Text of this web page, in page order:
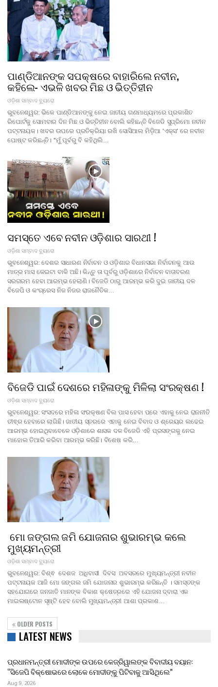
ପାଣ୍ଡିଆନଙ୍କ ସପକ୍ଷରେ ବାହାରିଲେ ନବୀନ,
କହିଲେ- ଏଭଳି ଖବର ମିଛ ଓ ଭିତ୍ତିହୀନ
ଓଡ଼ିଶା ସମ୍ବାଦ ବ୍ୟୁରୋ
ଭୁବନେଶ୍ୱର: ଭିକେ ପାଣ୍ଡିଆନଙ୍କୁ ନେଇ ଜାତୀୟ ଗଣମାଧ୍ୟମରେ ପ୍ରକାଶିତ
ରିପୋର୍ଟକୁ ସୋମବାର ଦିନ ମିଛ ଓ ଭିତ୍ତିହୀନ ବୋଲି କହିଛନ୍ତି ବିଜେଡି ସୁପ୍ରିମୋ ନବୀନ
ପଟ୍ଟନାୟକ। ଖବର ଉପରେ ପ୍ରତିକ୍ରିୟା ରଖି ସୋସିଆଲ ମିଡ଼ିଆ 'ଏକ୍ସ' ରେ ନବୀନ
ପୋଷ୍ଟ କରିଛନ୍ତି। "ମୁଁ ପୂର୍ବରୁ ବି କହିଥିଲି…
ସମସ୍ତେ ଏବେ ନବୀନ ଓଡ଼ିଶାର ସାରଥୀ !
ଓଡ଼ିଶା ସମ୍ବାଦ ବ୍ୟୁରୋ
ଭୁବନେଶ୍ୱର: ଦେଶର ସାଧାରଣ ନିର୍ବାଚନ ଓ ଓଡ଼ିଶାର ବିଧାନସଭା ନିର୍ବାଚନକୁ ଆଉ
ମାତ୍ର ମାସ କେଇଟା ବାକି ଅଛି। କିନ୍ତୁ ତା ପୂର୍ବରୁ ଓଡ଼ିଶାରେ ନିର୍ବାଚନ ବାତାବରଣ
ସରଗରମ ହେବା ଆରମ୍ଭ ହେଲାଣି। ବିଜେଡି ଠାରୁ ଆରମ୍ଭ କରି ଦୁଇ ଜାତୀୟ ଦଳ
ବିଜେପି ଓ କଂଗ୍ରେସ ନିଜ ନିଜର ରାଜନୈତିକ…
ବିଜେଡି ପାଇଁ ଦେଶରେ ମହିଳାଙ୍କୁ ମିଳିଲା ସଂରକ୍ଷଣ !
ଓଡ଼ିଶା ସମ୍ବାଦ ବ୍ୟୁରୋ
ଭୁବନେଶ୍ୱର: ସଂସଦରେ ମହିଳା ସଂରକ୍ଷଣ ବିଲ ପାସ ହେବା ପରେ ଏହାକୁ ନେଇ ରାଜନୀତି
ତୀଵ୍ର ହେବାରେ ଲାଗିଛି। ଜାତୀୟ ସ୍ତରରେ ଏହାକୁ ନେଇ ବିବାଦ ଓ ଶ୍ରେୟର ଲଢେଇ
ଆରମ୍ଭ ହୋଇଥିବାବେଳେ ଓଡ଼ିଶାରେ ଶାସକ ଦଳ ବିଜେଡି ଏହି ପ୍ରସଙ୍ଗକୁ ନେଇ
ମାହୋଲ ତିଆରି କରିବା ଆରମ୍ଭ କରିଛି। ବିଶେଷ କରି…
ମୋ ଜଙ୍ଗଲ ଜମି ଯୋଜନାର ଶୁଭାରମ୍ଭ କଲେ
ମୁଖ୍ୟମନ୍ତ୍ରୀ
ଓଡ଼ିଶା ସମ୍ବାଦ ବ୍ୟୁରୋ
ଭୁବନେଶ୍ୱର: ବିଶ୍ଵ ଦେଶଜ ଅଧିବାସୀ ଦିବସ ଅବସରରେ ମୁଖ୍ୟମନ୍ତ୍ରୀ ନବୀନ
ପଟ୍ଟନାୟକ ଆଜି ମୋ ଜଙ୍ଗଲ ଜମି ଯୋଜନାର ଶୁଭାରମ୍ଭ କରିଛନ୍ତି । ସମସ୍ତଙ୍କ
ସହଯୋଗରେ ଜନଜାତି ମାନଙ୍କ ବିକାଶ କ୍ଷେତ୍ରରେ ଏହି ଯୋଜନା ଦ୍ବାରା ଏକ
ମାଇଲଷ୍ଟୋନ ସୃଷ୍ଟି ହେବ ବୋଲି ମୁଖ୍ୟମନ୍ତ୍ରୀ ଆଶା ପ୍ରକାଶ…
OLDER POSTS
LATEST NEWS
ପ୍ରଧାନମନ୍ତ୍ରୀ ମୋଦୀଙ୍କ ଉପରେ କେଜ୍ରିୱାଲଙ୍କ ବିବାଦୀୟ ବୟାନ:
“ସିଜେପି ବିକ୍ଷୋଭରେ ଲୋକେ ମୋଦୀଙ୍କୁ ପିଟିବାକୁ ଆସିଥିଲେ”
Aug 9, 2026